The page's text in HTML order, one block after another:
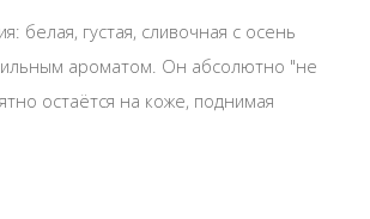
белая, густая, сливочная с осень
ароматом. Он абсолютно "не
остаётся на коже, поднимая